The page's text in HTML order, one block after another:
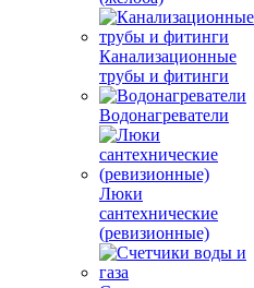
Канализационные
трубы и фитинги
Водонагреватели
Люки
сантехнические
(ревизионные)